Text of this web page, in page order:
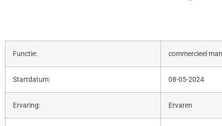
Functie: commercieel
Startdatum: 08-05-2024
Ervaring: Ervaren